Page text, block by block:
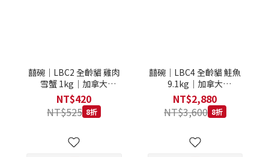
囍碗｜LBC2 全齡貓 雞肉
雪蟹 1kg｜加拿大
Loveabowl 天然無穀糧 1
公斤 成貓 無穀貓飼料
NT$420
NT$525 8折
囍碗｜LBC4 全齡貓 鮭魚
9.1kg｜加拿大
Loveabowl 天然無穀糧
9.1公斤 成貓 無穀貓飼料
NT$2,880
NT$3,600 8折